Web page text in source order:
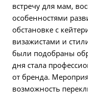
встречу для мам,
особенностями
обстановке с
визажистами и
были подобраны
дня стала
от бренда.
возможность